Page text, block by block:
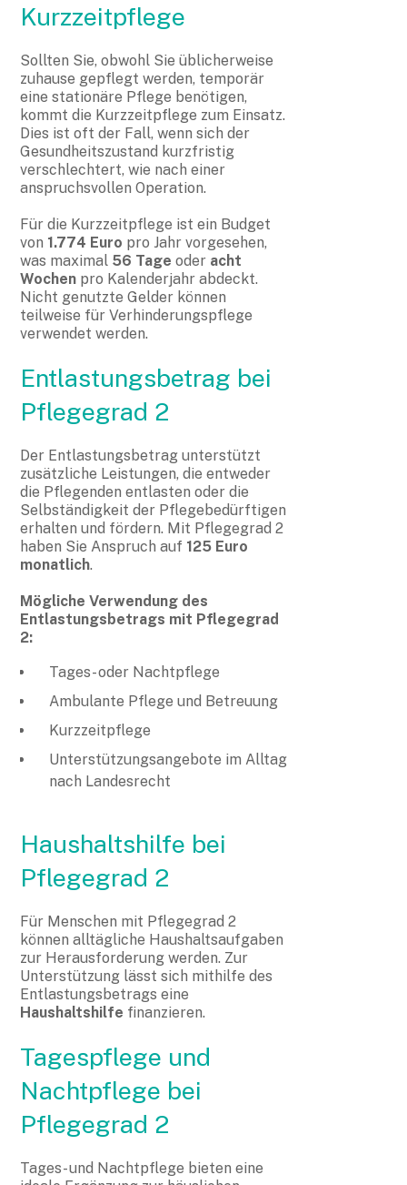
Kurzzeitpflege
Sollten Sie, obwohl Sie üblicherweise
zuhause gepflegt werden, temporär
eine stationäre Pflege benötigen,
kommt die Kurzzeitpflege zum Einsatz.
Dies ist oft der Fall, wenn sich der
Gesundheitszustand kurzfristig
verschlechtert, wie nach einer
anspruchsvollen Operation.
Für die Kurzzeitpflege ist ein Budget
von 1.774 Euro pro Jahr vorgesehen,
was maximal 56 Tage oder acht
Wochen pro Kalenderjahr abdeckt.
Nicht genutzte Gelder können
teilweise für Verhinderungspflege
verwendet werden.
Entlastungsbetrag bei
Pflegegrad 2
Der Entlastungsbetrag unterstützt
zusätzliche Leistungen, die entweder
die Pflegenden entlasten oder die
Selbständigkeit der Pflegebedürftigen
erhalten und fördern. Mit Pflegegrad 2
haben Sie Anspruch auf 125 Euro
monatlich.
Mögliche Verwendung des
Entlastungsbetrags mit Pflegegrad
2:
Tages- oder Nachtpflege
Ambulante Pflege und Betreuung
Kurzzeitpflege
Unterstützungsangebote im Alltag
nach Landesrecht
Haushaltshilfe bei
Pflegegrad 2
Für Menschen mit Pflegegrad 2
können alltägliche Haushaltsaufgaben
zur Herausforderung werden. Zur
Unterstützung lässt sich mithilfe des
Entlastungsbetrags eine
Haushaltshilfe finanzieren.
Tagespflege und
Nachtpflege bei
Pflegegrad 2
Tages- und Nachtpflege bieten eine